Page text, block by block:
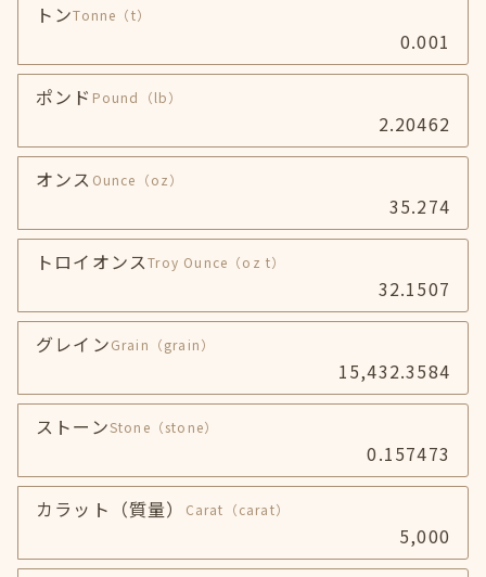
トンTonne （t）
0.001
ポンド Pound （lb）
2.20462
オンス Ounce （oz）
35.274
トロイオンスTroy Ounce （oz t）
32.1507
グレインGrain （grain）
15,432.3584
ストーンStone （stone）
0.157473
カラット（質量） Carat （carat）
5,000